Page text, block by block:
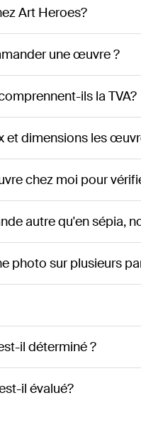
Art Heroes?
une œuvre ?
ils la TVA?
et dimensions les
chez moi pour
autre qu'en sépia,
photo sur plusieurs
il déterminé ?
il évalué?